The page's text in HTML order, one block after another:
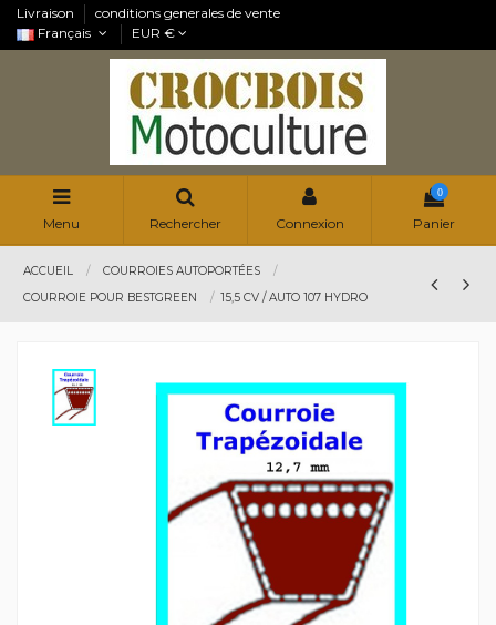
Livraison
conditions generales de vente
Français
EUR €
Menu Rechercher Connexion
0
Panier
ACCUEIL
COURROIES AUTOPORTÉES
COURROIE POUR BESTGREEN
15,5 CV / AUTO 107 HYDRO